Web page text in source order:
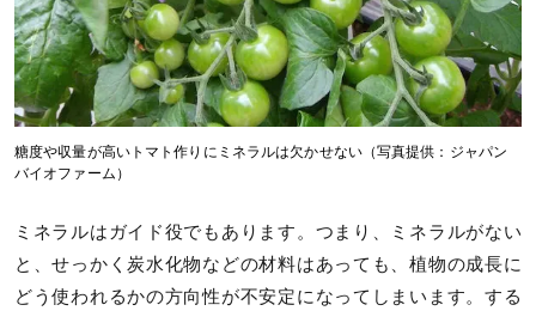
糖度や収量が高いトマト作りにミネラルは欠かせない（写真提供：ジャパン
バイオファーム）
ミネラルはガイド役でもあります。つまり、ミネラルがない
と、せっかく炭水化物などの材料はあっても、植物の成長に
どう使われるかの方向性が不安定になってしまいます。する